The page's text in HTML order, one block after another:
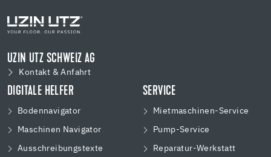
UZIN UTZ SCHWEIZ AG
Kontakt & Anfahrt
DIGITALE HELFER
Bodennavigator
Maschinen Navigator
Ausschreibungstexte
SERVICE
Mietmaschinen-Service
Pump-Service
Reparatur-Werkstatt